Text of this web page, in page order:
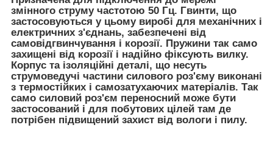
змінного струму частотою 50 Гц. Гвинти, що
застосовуються у цьому виробі для механічних і
електричних з'єднань, забезпечені від
самовідгвинчування і корозії. Пружини так само
захищені від корозії і надійно фіксують вилку.
Корпус та ізоляційні деталі, що несуть
струмоведучі частини силового роз'єму виконані
з термостійких і самозатухаючих матеріалів. Так
само силовий роз'єм переносний може бути
застосований і для побутових цілей там де
потрібен підвищений захист від вологи і пилу.